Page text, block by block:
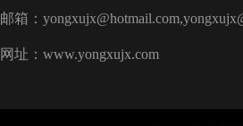
邮箱：
网址：www.yongxujx.com